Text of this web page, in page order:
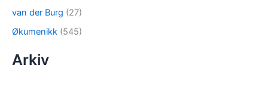
van der Burg (27)
Økumenikk (545)
Arkiv